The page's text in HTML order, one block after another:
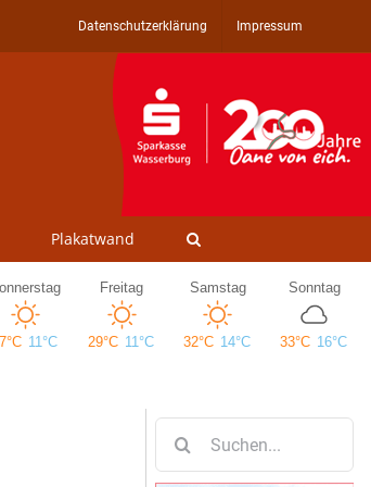
Datenschutzerklärung Impressum
Plakatwand
nach: